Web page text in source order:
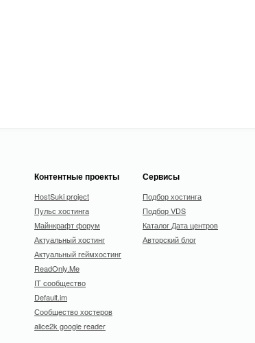
Контентные проекты
HostSuki project
Пульс хостинга
Майнкрафт форум
Актуальный хостинг
Актуальный геймхостинг
ReadOnly.Me
IT сообщество
Default.im
Сообщество хостеров
alice2k google reader
Сервисы
Подбор хостинга
Подбор VDS
Каталог Дата центров
Авторский блог